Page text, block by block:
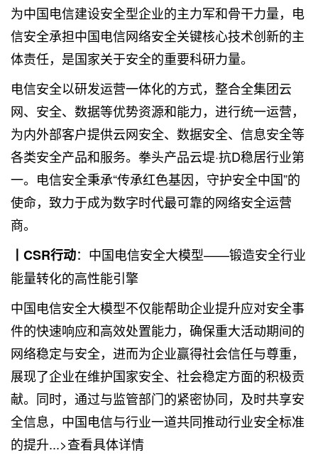
为中国电信建设安全型企业的主力军和骨干力量，电
信安全承担中国电信网络安全关键核心技术创新的主
体责任，是国家关于安全的重要科研力量。
电信安全以研发运营一体化的方式，整合全集团云
网、安全、数据等优势资源和能力，进行统一运营，
为内外部客户提供云网安全、数据安全、信息安全等
各类安全产品和服务。拳头产品云堤·抗D稳居行业第
一。电信安全秉承“传承红色基因，守护安全中国”的
使命，致力于成为数字时代最可靠的网络安全运营
商。
丨CSR行动：中国电信安全大模型——锻造安全行业
能量转化的高性能引擎
中国电信安全大模型不仅能帮助企业提升应对安全事
件的快速响应和高效处置能力，确保重大活动期间的
网络稳定与安全，进而为企业赢得社会信任与尊重，
展现了企业在维护国家安全、社会稳定方面的积极贡
献。同时，通过与监管部门的紧密协同，及时共享安
全信息，中国电信与行业一道共同推动行业安全标准
的提升...>查看具体详情